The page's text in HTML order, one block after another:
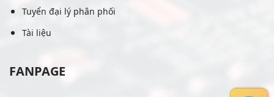
Tuyển đại lý phân phối
Tài liệu
FANPAGE